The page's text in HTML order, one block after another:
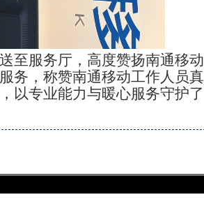
至服务厅，高度赞扬南通移动
务，称赞南通移动工作人员真
以专业能力与暖心服务守护了